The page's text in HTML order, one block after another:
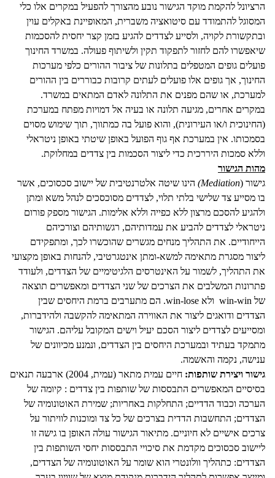
הרציונל להקמת מוקד הגישור נובע מהצורך להפעיל במקרים אלו כלי
המסוגל להתמודד עם סיטואציה משברית, המאופיינת באקלים עוין
ובתקשורת לקויה, ולסייע לצדדים להגיע בזמן קצר יחסית להסכמות
שיאפשרו להם לחזור לתפקוד תקין ולשיתוף פעולה. במשרד החינוך
פועלים גופים המטפלים בתלונות של ציבור ההורים כלפי מערכות
החינוך, אך גופים אלו פועלים לעתים קרובות כבוררים בין ההורים
למערכת, או שהם מפנים את התלונה לאדם המתאים במשרד.
במקרים אחרים, מגיעה תלונה או בעיה אל דמויות מפתח במערכת
(החינוכית ו/או העירונית), והוא פועל בה כמתווך, תוך שימוש מסוים
בסמכותו. אין במערכת אף גוף הפועל באופן שיטתי באופן ניטראלי
וללא סמכות היררכית כדי ליצור הסכמות בין צדדים במחלוקת.
מהות הגישור
גישור (Mediation) הינו שיטה אלטרנטיבית של יישוב סכסוכים, אשר
בו מסייע צד שלישי בלתי תלוי, לצדדים מסוכסכים לנהל משא ומתן
ולהגיע להסכם מרצון ללא כפייה וללא אלימות. הגישור מספק פורום
ניטראלי לצדדים להביע את עמדותיהם, רגשותיהם וצורכיהם
הייחודיים. את התהליך מנחים מגשרים שהוכשרו לכך, ומתפקידם
ליצור מסגרת מתאימה למשא-ומתן אינטגרטיבי, להנחות באופן מקצועי
את התהליך, לשמור על האינטרסים הלגיטימיים של הצדדים, ולעודד
פתרונות המשלבים את הצרכים של שני הצדדים ומאפשרים תוצאה
של win-win ולא win-lose. הם מתערבים ברמת היחסים שבין
הצדדים ודואגים ליצור את האווירה המתאימה להקשבה ולהידברות,
ומסייעים לצדדים ליצור הסכם יעיל וישים המקובל עליהם. הגישור
מתמקד בעתיד ובמערכת היחסים בין הצדדים, ונמנע מכיוונים של
ענישה, נקמה והאשמה.
גישור ויצירת שותפות:
חיים עמית מתאר (עמית, 2004) ארבעה תנאים
בסיסיים המאפשרים התבססות של שותפות בין צדדים : קיומה של
הערכה וכבוד הדדיים; התחלקות באחריות; שמירת האוטונומיה של
הצדדים; התחשבות הדדית בצרכים של כל צד ומוכנות לוויתור על
צרכים אישיים לא חיוניים. מתיאור הגישור עולה האופן בו גישה זו
ליישוב סכסוכים מקדמת את סיכויי התבססות יחסי השותפות בין
הצדדים: כתהליך וולונטרי הוא שומר על האוטונומיה של הצדדים,